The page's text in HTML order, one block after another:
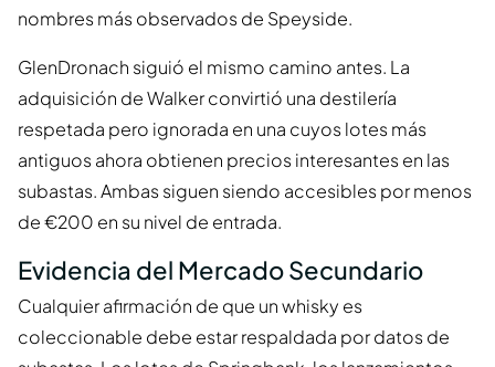
nombres más observados de Speyside.
GlenDronach siguió el mismo camino antes. La
adquisición de Walker convirtió una destilería
respetada pero ignorada en una cuyos lotes más
antiguos ahora obtienen precios interesantes en las
subastas. Ambas siguen siendo accesibles por menos
de €200 en su nivel de entrada.
Evidencia del Mercado Secundario
Cualquier afirmación de que un whisky es
coleccionable debe estar respaldada por datos de